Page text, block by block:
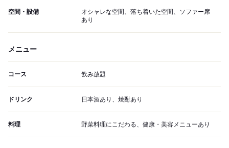
空間・設備
オシャレな空間、落ち着いた空間、ソファー席
あり
メニュー
コース 飲み放題
ドリンク 日本酒あり、焼酎あり
料理 野菜料理にこだわる、健康・美容メニューあり